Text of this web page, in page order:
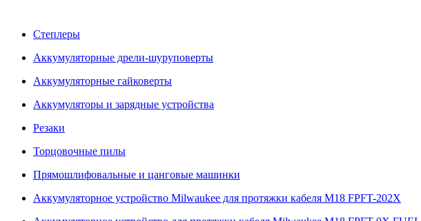
Степлеры
Аккумуляторные дрели-шуруповерты
Аккумуляторные гайковерты
Аккумуляторы и зарядные устройства
Резаки
Торцовочные пилы
Прямошлифовальные и цанговые машинки
Аккумуляторное устройство Milwaukee для протяжки кабеля M18 FPFT-202X